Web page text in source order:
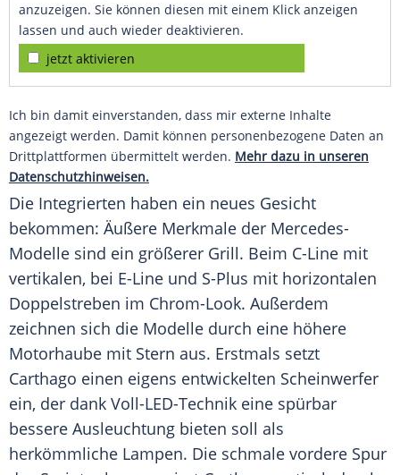
anzuzeigen. Sie können diesen mit einem Klick anzeigen
lassen und auch wieder deaktivieren.
jetzt aktivieren
Ich bin damit einverstanden, dass mir externe Inhalte
angezeigt werden. Damit können personenbezogene Daten an
Drittplattformen übermittelt werden. Mehr dazu in unseren
Datenschutzhinweisen.
Die Integrierten haben ein neues Gesicht
bekommen: Äußere Merkmale der Mercedes-
Modelle sind ein größerer Grill. Beim C-Line mit
vertikalen, bei E-Line und S-Plus mit horizontalen
Doppelstreben im Chrom-Look. Außerdem
zeichnen sich die Modelle durch eine höhere
Motorhaube mit Stern aus. Erstmals setzt
Carthago einen eigens entwickelten Scheinwerfer
ein, der dank Voll-LED-Technik eine spürbar
bessere Ausleuchtung bieten soll als
herkömmliche Lampen. Die schmale vordere Spur